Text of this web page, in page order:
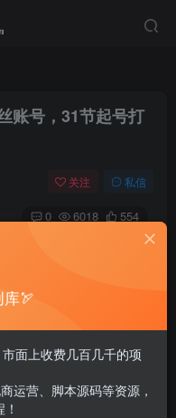
账号，​31节起号打
关注 私信
0 6018 554
，​31节起号打造爆款实操
🏹
面上收费几百几千的项
运营、脚本源码等资源，